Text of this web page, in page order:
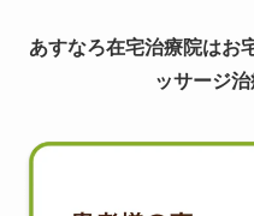
あすなろ在宅治療院はお
ッサージ治